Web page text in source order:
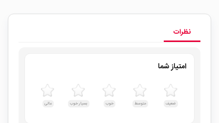
نظرات
امتیاز شما
ضعیف متوسط خوب بسیار خوب عالی